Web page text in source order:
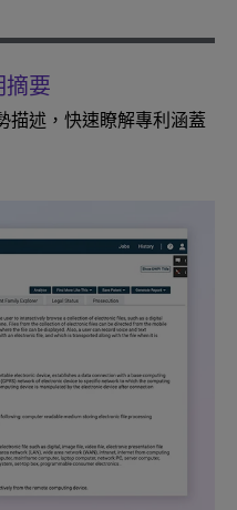
摘要
描述，快速瞭解專利涵蓋